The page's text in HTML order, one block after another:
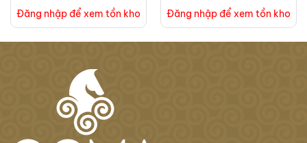
Đăng nhập để xem tồn kho Đăng nhập để xem tồn kho